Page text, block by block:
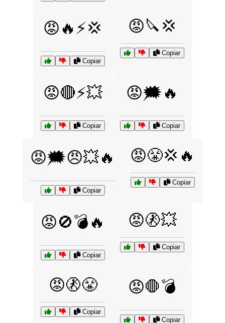
😡🔥⚡💢
Copiar
😡🔪💢
Copiar
😡🔴⚡💥
Copiar
😡🗯️🔥
Copiar
😡🗯️😠💥🔥
Copiar
😡😤💢🔥
Copiar
😡🚫💣🔥
Copiar
😡🚷💥
Copiar
😡🚷😤
Copiar
😡🛑💣
Copiar